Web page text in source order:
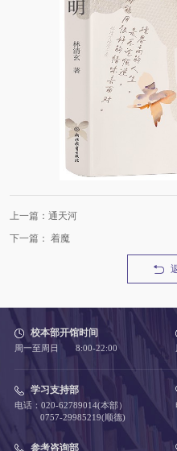
上一篇：通天河
下一篇： 着魔
校本部开馆时间
周一至周日 8:00-22:00
学习支持部
电话：020-62789014(本部）
0757-29985219(顺德)
参考咨询部